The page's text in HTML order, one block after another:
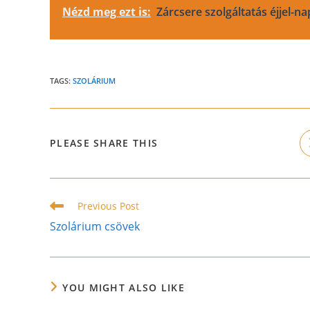
Nézd meg ezt is: Zárcsere szolgáltatás éjjel-
TAGS: SZOLÁRIUM
PLEASE SHARE THIS
Read
more
articles
Previous Post
Szolárium csövek
YOU MIGHT ALSO LIKE